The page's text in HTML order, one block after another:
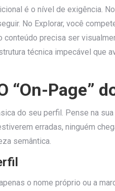
é o nível de exigência.
No Explorar, você
conteúdo precisa ser
técnica impecável que
“On-Page”
do seu perfil. Pense na
erradas, ninguém
semântica.
o nome próprio ou a